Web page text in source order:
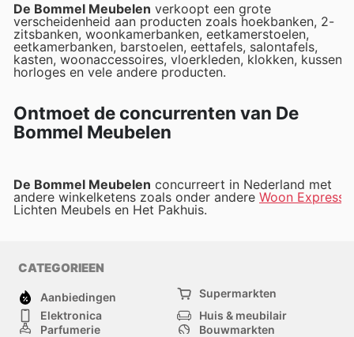
De Bommel Meubelen verkoopt een grote
verscheidenheid aan producten zoals hoekbanken, 2-
zitsbanken, woonkamerbanken, eetkamerstoelen,
eetkamerbanken, barstoelen, eettafels, salontafels,
kasten, woonaccessoires, vloerkleden, klokken, kussens,
horloges en vele andere producten.
Ontmoet de concurrenten van De
Bommel Meubelen
De Bommel Meubelen concurreert in Nederland met
andere winkelketens zoals onder andere Woon Express
Lichten Meubels en Het Pakhuis.
CATEGORIEEN
Aanbiedingen
Supermarkten
Elektronica
Huis & meubilair
Parfumerie
Bouwmarkten